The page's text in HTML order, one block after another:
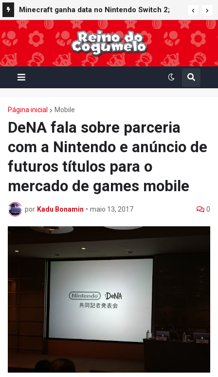
Minecraft ganha data no Nintendo Switch 2;
Super Mario Mash-Up receberá atualização
gráfica exclusiva
Página inicial Mobile
DeNA fala sobre parceria
com a Nintendo e anúncio de
futuros títulos para o
mercado de games mobile
por Kadu Bonamin • maio 13, 2017 0